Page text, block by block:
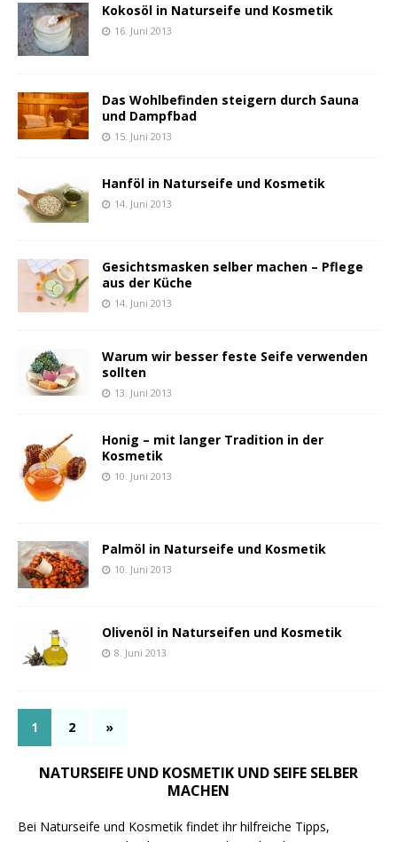
Kokosöl in Naturseife und Kosmetik
16. Juni 2013
Das Wohlbefinden steigern durch Sauna
und Dampfbad
15. Juni 2013
Hanföl in Naturseife und Kosmetik
14. Juni 2013
Gesichtsmasken selber machen – Pflege
aus der Küche
14. Juni 2013
Warum wir besser feste Seife verwenden
sollten
13. Juni 2013
Honig – mit langer Tradition in der
Kosmetik
10. Juni 2013
Palmöl in Naturseife und Kosmetik
10. Juni 2013
Olivenöl in Naturseifen und Kosmetik
8. Juni 2013
1 2 »
NATURSEIFE UND KOSMETIK UND SEIFE SELBER
MACHEN
Bei Naturseife und Kosmetik findet ihr hilfreiche Tipps,